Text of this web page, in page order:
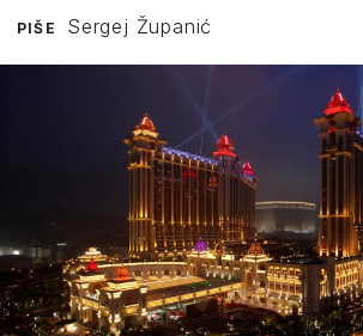
PIŠE Sergej Županić